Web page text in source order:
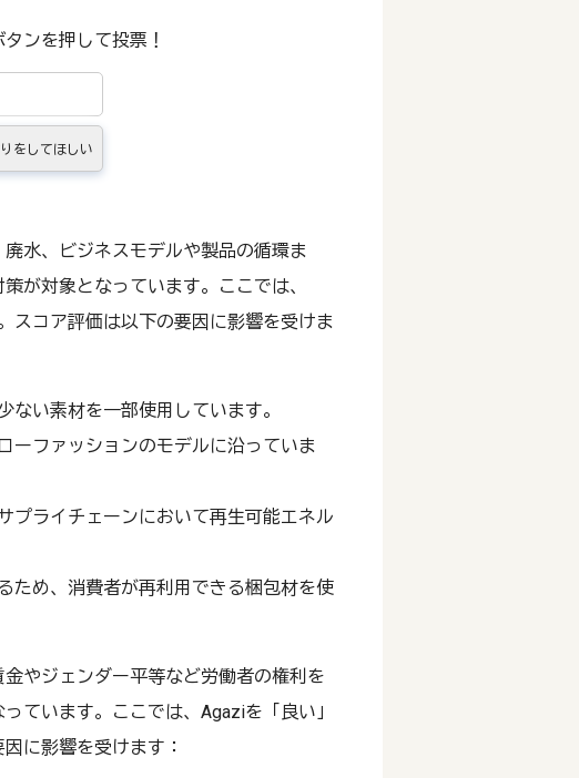
ンを押して投票！
をしてほしい
水、ビジネスモデルや製品の循環ま
が対象となっています。ここでは、
スコア評価は以下の要因に影響を受けま
ない素材を一部使用しています。
ーファッションのモデルに沿っていま
プライチェーンにおいて再生可能エネル
ため、消費者が再利用できる梱包材を使
やジェンダー平等など労働者の権利を
ています。ここでは、Agaziを「良い」
に影響を受けます：